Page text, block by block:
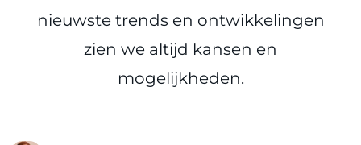
nieuwste trends en ontwikkelingen
zien we altijd kansen en
mogelijkheden.